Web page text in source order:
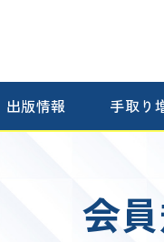
出版情報 手取り
会